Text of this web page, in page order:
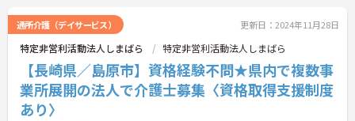
詳細をお話しいたしますのでお気軽にご相談くださ
い。
通所介護（デイサービス） 更新日：2024年11月28日
特定非営利活動法人しまばら 特定非営利活動法人しまばら
【長崎県／島原市】資格経験不問★県内で複数事
業所展開の法人で介護士募集〈資格取得支援制度
あり〉